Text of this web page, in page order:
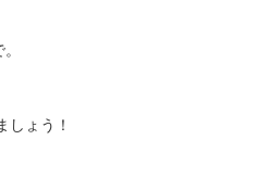
ょう！